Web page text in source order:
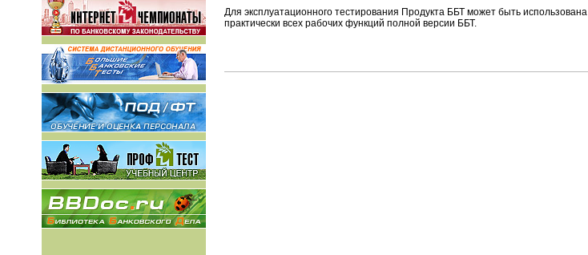
Для эксплуатационного тестирования Продукта ББТ может быть использована
практически всех рабочих функций полной версии ББТ.